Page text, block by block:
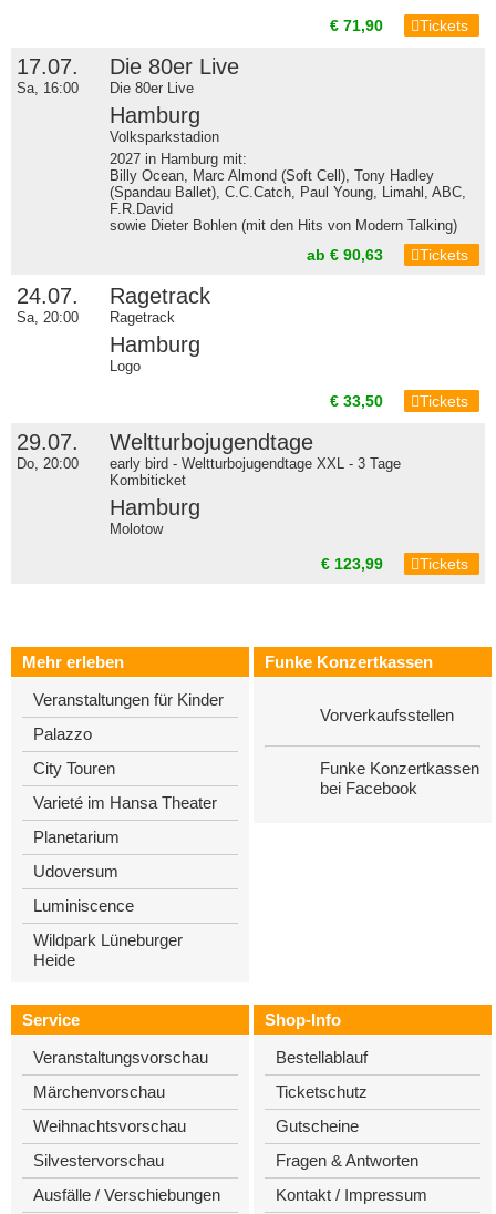
€ 71,90 Tickets
17.07.
Sa, 16:00
Die 80er Live
Die 80er Live
Hamburg
Volksparkstadion
2027 in Hamburg mit:
Billy Ocean, Marc Almond (Soft Cell), Tony Hadley
(Spandau Ballet), C.C.Catch, Paul Young, Limahl, ABC,
F.R.David
sowie Dieter Bohlen (mit den Hits von Modern Talking)
ab € 90,63 Tickets
24.07.
Sa, 20:00
Ragetrack
Ragetrack
Hamburg
Logo
€ 33,50 Tickets
29.07.
Do, 20:00
Weltturbojugendtage
early bird - Weltturbojugendtage XXL - 3 Tage
Kombiticket
Hamburg
Molotow
€ 123,99 Tickets
Mehr erleben
Veranstaltungen für Kinder
Palazzo
City Touren
Varieté im Hansa Theater
Planetarium
Udoversum
Luminiscence
Wildpark Lüneburger
Heide
Funke Konzertkassen
Vorverkaufsstellen
Funke Konzertkassen
bei Facebook
Service
Veranstaltungsvorschau
Märchenvorschau
Weihnachtsvorschau
Silvestervorschau
Ausfälle / Verschiebungen
Shop-Info
Bestellablauf
Ticketschutz
Gutscheine
Fragen & Antworten
Kontakt / Impressum